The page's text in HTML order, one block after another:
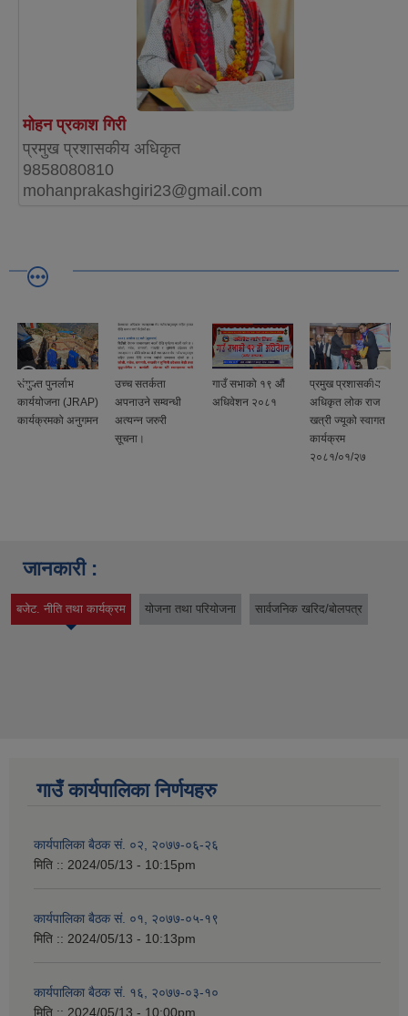
मोहन प्रकाश गिरी
प्रमुख प्रशासकीय अधिकृत
9858080810
mohanprakashgiri23@gmail.com
संयुक्त पुनर्लाभ
कार्ययोजना (JRAP)
कार्यक्रमको अनुगमन
उच्च सतर्कता
अपनाउने सम्वन्धी
अत्यन्न जरुरी
सूचना।
गाउँ सभाको १९ औं
अधिवेशन २०८१
प्रमुख प्रशासकीय
अधिकृत लोक राज
खत्री ज्यूको स्वागत
कार्यक्रम
२०८१/०१/२७
जानकारी :
बजेट. नीति तथा कार्यक्रम योजना तथा परियोजना सार्वजनिक खरिद/बोलपत्र
गाउँ कार्यपालिका निर्णयहरु
कार्यपालिका बैठक सं. ०२, २०७७-०६-२६
मिति :: 2024/05/13 - 10:15pm
कार्यपालिका बैठक सं. ०१, २०७७-०५-१९
मिति :: 2024/05/13 - 10:13pm
कार्यपालिका बैठक सं. १६, २०७७-०३-१०
मिति :: 2024/05/13 - 10:00pm